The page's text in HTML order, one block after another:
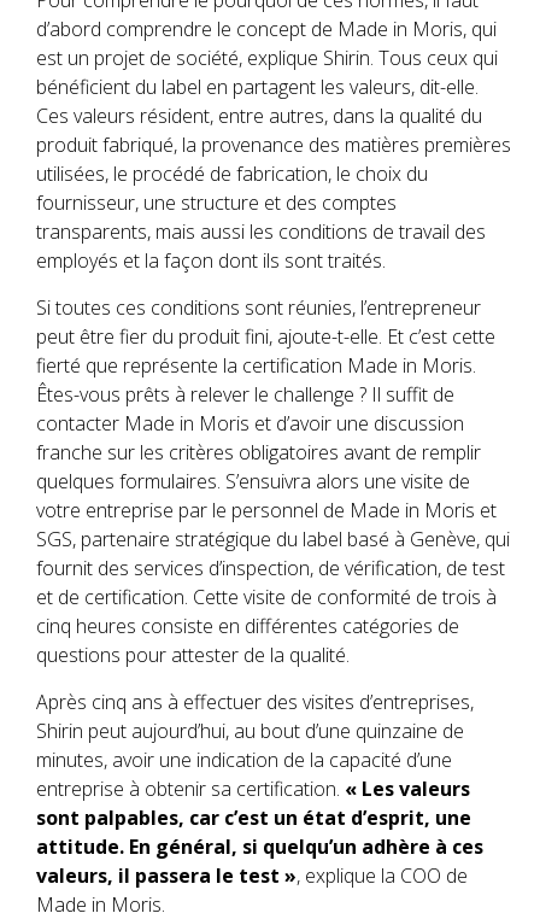
d’abord comprendre le concept de Made in Moris, qui
est un projet de société, explique Shirin. Tous ceux qui
bénéficient du label en partagent les valeurs, dit-elle.
Ces valeurs résident, entre autres, dans la qualité du
produit fabriqué, la provenance des matières premières
utilisées, le procédé de fabrication, le choix du
fournisseur, une structure et des comptes
transparents, mais aussi les conditions de travail des
employés et la façon dont ils sont traités.
Si toutes ces conditions sont réunies, l’entrepreneur
peut être fier du produit fini, ajoute-t-elle. Et c’est cette
fierté que représente la certification Made in Moris.
Êtes-vous prêts à relever le challenge ? Il suffit de
contacter Made in Moris et d’avoir une discussion
franche sur les critères obligatoires avant de remplir
quelques formulaires. S’ensuivra alors une visite de
votre entreprise par le personnel de Made in Moris et
SGS, partenaire stratégique du label basé à Genève, qui
fournit des services d’inspection, de vérification, de test
et de certification. Cette visite de conformité de trois à
cinq heures consiste en différentes catégories de
questions pour attester de la qualité.
Après cinq ans à effectuer des visites d’entreprises,
Shirin peut aujourd’hui, au bout d’une quinzaine de
minutes, avoir une indication de la capacité d’une
entreprise à obtenir sa certification. « Les valeurs
sont palpables, car c’est un état d’esprit, une
attitude. En général, si quelqu’un adhère à ces
valeurs, il passera le test », explique la COO de
Made in Moris.